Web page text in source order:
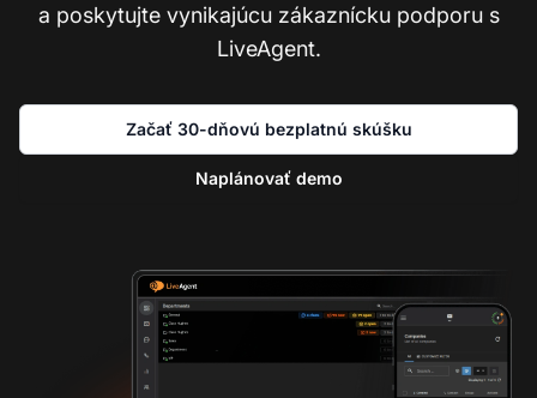
a poskytujte vynikajúcu zákaznícku podporu s
LiveAgent.
Začať 30-dňovú bezplatnú skúšku
Naplánovať demo